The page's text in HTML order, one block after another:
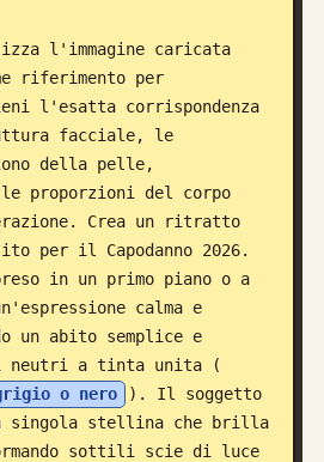
riferimento per
l'esatta corrispondenza
facciale, le
della pelle,
proporzioni del corpo
Crea un ritratto
per il Capodanno 2026.
in un primo piano o a
calma e
un abito semplice e
neutri a tinta unita (
o nero
). Il soggetto
singola stellina che brilla
sottili scie di luce